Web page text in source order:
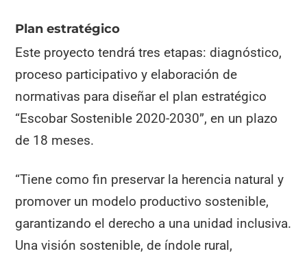
Plan estratégico
Este proyecto tendrá tres etapas: diagnóstico,
proceso participativo y elaboración de
normativas para diseñar el plan estratégico
“Escobar Sostenible 2020-2030”, en un plazo
de 18 meses.
“Tiene como fin preservar la herencia natural y
promover un modelo productivo sostenible,
garantizando el derecho a una unidad inclusiva.
Una visión sostenible, de índole rural,